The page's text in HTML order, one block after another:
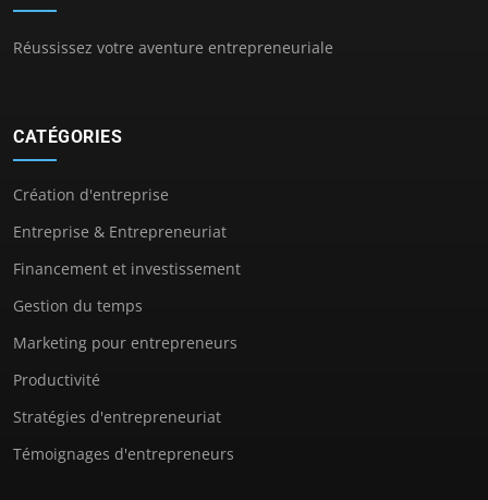
Réussissez votre aventure entrepreneuriale
CATÉGORIES
Création d'entreprise
Entreprise & Entrepreneuriat
Financement et investissement
Gestion du temps
Marketing pour entrepreneurs
Productivité
Stratégies d'entrepreneuriat
Témoignages d'entrepreneurs